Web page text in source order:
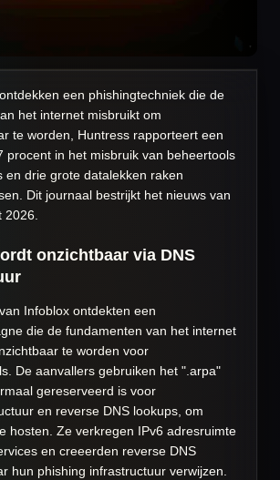
een phishingtechniek die de
het internet misbruikt om
te worden, Huntress rapporteert een
procent in het misbruik van beheertools
en drie grote datalekken raken
Dit journaal bestrijkt het nieuws van
2026.
onzichtbaar via DNS
Infoblox ontdekten een
die de fundamenten van het internet
te worden voor
De aanvallers gebruiken het ".arpa"
gereserveerd is voor
en reverse DNS lookups, om
hosten. Ze verkregen IPv6 adresruimte
en creeerden reverse DNS
hun phishing infrastructuur verwijzen.